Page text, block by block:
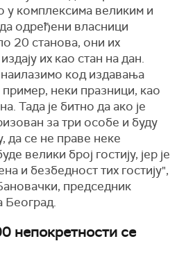
у комплексима великим и
одређени власници
20 станова, они их
их као стан на дан.
код издавања
пример, неки празници, као
Тада је битно да ако је
за три особе и буду
да се не правe неке
велики број гостију, јер je
и безбедност тих гостију",
председник
Београд.
непокретности се